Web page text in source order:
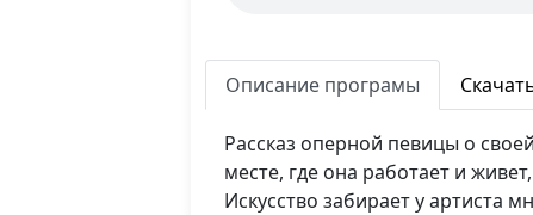
Описание програмы
Рассказ оперной певицы о
месте, где она работает и
Искусство забирает у артиста